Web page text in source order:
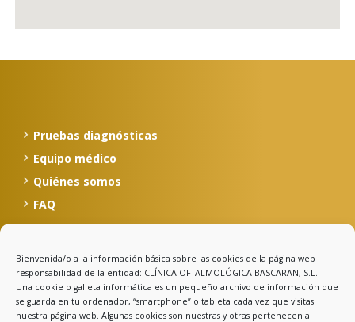
Bienvenida/o a la información básica sobre las cookies de la página web
responsabilidad de la entidad: CLÍNICA OFTALMOLÓGICA BASCARAN, S.L.
Una cookie o galleta informática es un pequeño archivo de información que
se guarda en tu ordenador, “smartphone” o tableta cada vez que visitas
nuestra página web. Algunas cookies son nuestras y otras pertenecen a
Pruebas diagnósticas
Equipo médico
Quiénes somos
FAQ
Calle Celso Amieva, 12, 1º
33500 Llanes - Asturias
985 403 030